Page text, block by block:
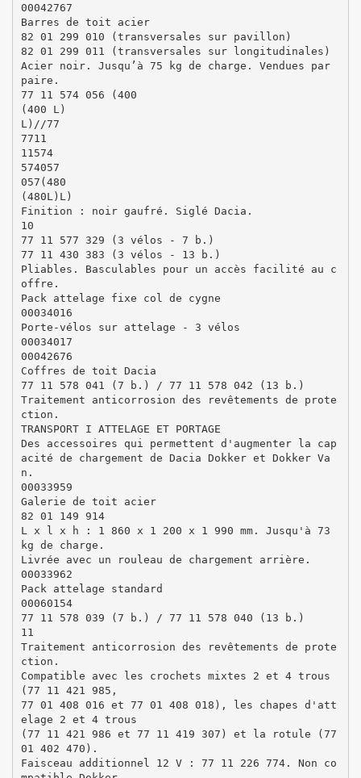
00042767
Barres de toit acier
82 01 299 010 (transversales sur pavillon)
82 01 299 011 (transversales sur longitudinales)
Acier noir. Jusqu’à 75 kg de charge. Vendues par
paire.
77 11 574 056 (400
(400 L)
L)//77
7711
11574
574057
057(480
(480L)L)
Finition : noir gaufré. Siglé Dacia.
10
77 11 577 329 (3 vélos - 7 b.)
77 11 430 383 (3 vélos - 13 b.)
Pliables. Basculables pour un accès facilité au c
offre.
Pack attelage fixe col de cygne
00034016
Porte-vélos sur attelage - 3 vélos
00034017
00042676
Coffres de toit Dacia
77 11 578 041 (7 b.) / 77 11 578 042 (13 b.)
Traitement anticorrosion des revêtements de prote
ction.
TRANSPORT I ATTELAGE ET PORTAGE
Des accessoires qui permettent d'augmenter la cap
acité de chargement de Dacia Dokker et Dokker Va
n.
00033959
Galerie de toit acier
82 01 149 914
L x l x h : 1 860 x 1 200 x 1 990 mm. Jusqu'à 73
kg de charge.
Livrée avec un rouleau de chargement arrière.
00033962
Pack attelage standard
00060154
77 11 578 039 (7 b.) / 77 11 578 040 (13 b.)
11
Traitement anticorrosion des revêtements de prote
ction.
Compatible avec les crochets mixtes 2 et 4 trous
(77 11 421 985,
77 01 408 016 et 77 01 408 018), les chapes d'att
elage 2 et 4 trous
(77 11 421 986 et 77 11 419 307) et la rotule (77
01 402 470).
Faisceau additionnel 12 V : 77 11 226 774. Non co